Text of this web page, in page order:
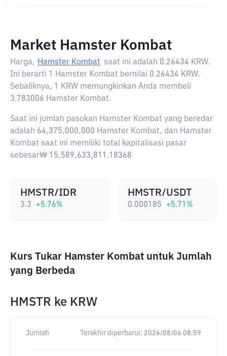
Market Hamster Kombat
Harga, Hamster Kombat saat ini adalah 0.26434 KRW.
Ini berarti 1 Hamster Kombat bernilai 0.26434 KRW.
Sebaliknya, 1 KRW memungkinkan Anda membeli
3.783006 Hamster Kombat.
Saat ini jumlah pasokan Hamster Kombat yang beredar
adalah 64,375,000,000 Hamster Kombat, dan Hamster
Kombat saat ini memiliki total kapitalisasi pasar
sebesar₩ 15,589,633,811.18368
HMSTR/IDR
3.3 +5.76%
HMSTR/USDT
0.000185 +5.71 %
Kurs Tukar Hamster Kombat untuk Jumlah
yang Berbeda
HMSTR ke KRW
Jumlah Terakhir diperbarui: 2026/08/06 08:59